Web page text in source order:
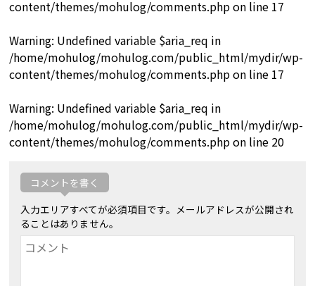
content/themes/mohulog/comments.phpon line 17
Warning: Undefined variable $aria_req in
/home/mohulog/mohulog.com/public_html/mydir/wp-
content/themes/mohulog/comments.phpon line 17
Warning: Undefined variable $aria_req in
/home/mohulog/mohulog.com/public_html/mydir/wp-
content/themes/mohulog/comments.phpon line 20
コメントを書く
入力エリアすべてが必須項目です。メールアドレスが公開され
ることはありません。